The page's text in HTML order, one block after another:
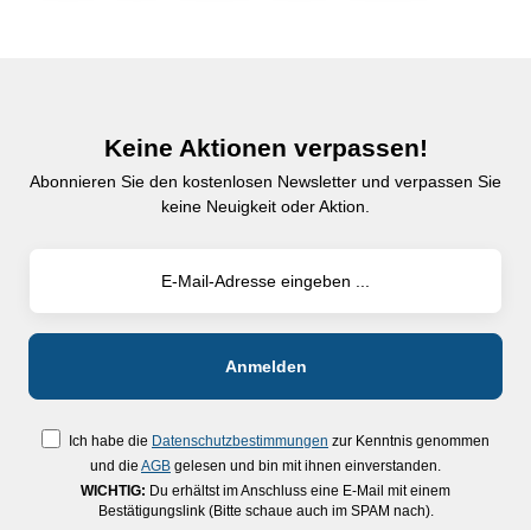
Keine Aktionen verpassen!
Abonnieren Sie den kostenlosen Newsletter und verpassen Sie
keine Neuigkeit oder Aktion.
Ich habe die Datenschutzbestimmungen zur Kenntnis genommen
und die AGB gelesen und bin mit ihnen einverstanden.
WICHTIG: Du erhältst im Anschluss eine E-Mail mit einem
Bestätigungslink (Bitte schaue auch im SPAM nach).